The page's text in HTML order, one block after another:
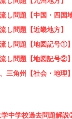
し問題【中国・四国
し問題【近畿地方】
し問題【地図記号①】
し問題【地図記号②】
三角州【社会・地理】
学中学校過去問題解